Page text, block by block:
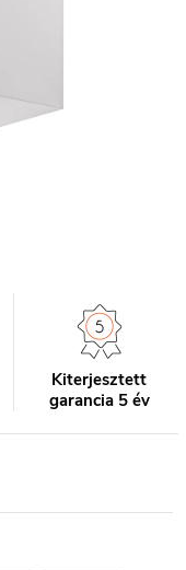
Kiterjesztett
garancia 5 év